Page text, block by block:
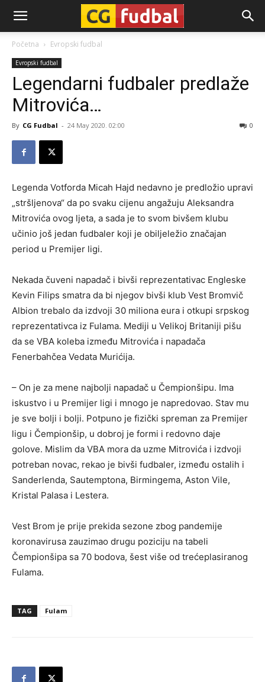
CG-
Fudbal
Početna Evropski fudbal
Evropski fudbal
Legendarni fudbaler predlaže
Mitrovića…
By CG Fudbal - 24 May 2020. 02:00 0
Legenda Votforda Micah Hajd nedavno je predložio upravi
„stršljenova“ da po svaku cijenu angažuju Aleksandra
Mitrovića ovog ljeta, a sada je to svom bivšem klubu
učinio još jedan fudbaler koji je obiljeležio značajan
period u Premijer ligi.
Nekada čuveni napadač i bivši reprezentativac Engleske
Kevin Filips smatra da bi njegov bivši klub Vest Bromvič
Albion trebalo da izdvoji 30 miliona eura i otkupi srpskog
reprezentativca iz Fulama. Mediji u Velikoj Britaniji pišu
da se VBA koleba između Mitrovića i napadača
Fenerbahčea Vedata Murićija.
– On je za mene najbolji napadač u Čempionšipu. Ima
iskustvo i u Premijer ligi i mnogo je napredovao. Stav mu
je sve bolji i bolji. Potpuno je fizički spreman za Premijer
ligu i Čempionšip, u dobroj je formi i redovno daje
golove. Mislim da VBA mora da uzme Mitrovića i izdvoji
potreban novac, rekao je bivši fudbaler, između ostalih i
Sanderlenda, Sautemptona, Birmingema, Aston Vile,
Kristal Palasa i Lestera.
Vest Brom je prije prekida sezone zbog pandemije
koronavirusa zauzimao drugu poziciju na tabeli
Čempionšipa sa 70 bodova, šest više od trećeplasiranog
Fulama.
TAG Fulam